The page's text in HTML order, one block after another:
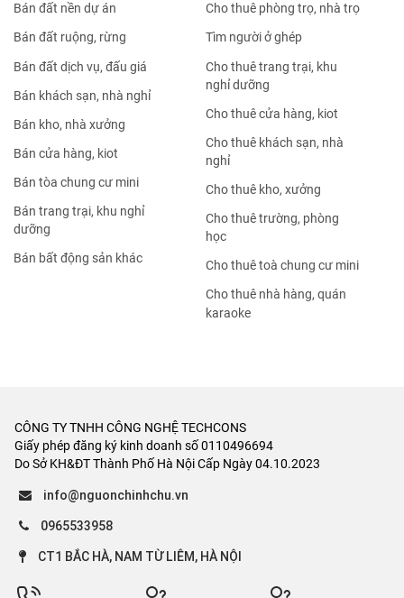
Bán đất nền dự án
Bán đất ruộng, rừng
Bán đất dịch vụ, đấu giá
Bán khách sạn, nhà nghỉ
Bán kho, nhà xưởng
Bán cửa hàng, kiot
Bán tòa chung cư mini
Bán trang trại, khu nghỉ
dưỡng
Bán bất động sản khác
Cho thuê phòng trọ, nhà trọ
Tìm người ở ghép
Cho thuê trang trại, khu
nghỉ dưỡng
Cho thuê cửa hàng, kiot
Cho thuê khách sạn, nhà
nghỉ
Cho thuê kho, xưởng
Cho thuê trường, phòng
học
Cho thuê toà chung cư mini
Cho thuê nhà hàng, quán
karaoke
CÔNG TY TNHH CÔNG NGHỆ TECHCONS
Giấy phép đăng ký kinh doanh số 0110496694
Do Sở KH&ĐT Thành Phố Hà Nội Cấp Ngày 04.10.2023
info@nguonchinhchu.vn
0965533958
CT1 BẮC HÀ, NAM TỪ LIÊM, HÀ NỘI